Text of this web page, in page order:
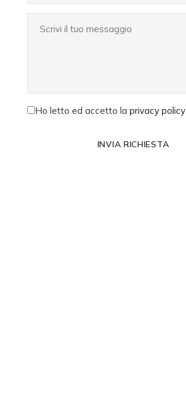
Ho letto ed accetto laprivacy policy